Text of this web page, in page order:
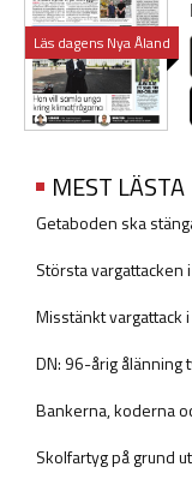
Läs dagens Nya Åland
MEST LÄSTA
Getaboden ska
Största vargattacken
Misstänkt vargattack
DN: 96-årig ålänning
Bankerna, koderna
Skolfartyg på grund